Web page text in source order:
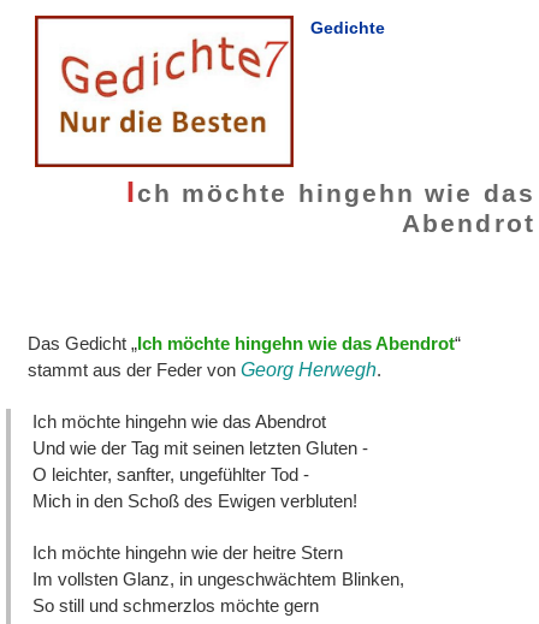
Gedichte
Ich möchte hingehn wie das
Abendrot
Das Gedicht „Ich möchte hingehn wie das Abendrot“
stammt aus der Feder vonGeorg Herwegh.
Ich möchte hingehn wie das Abendrot
Und wie der Tag mit seinen letzten Gluten -
O leichter, sanfter, ungefühlter Tod -
Mich in den Schoß des Ewigen verbluten!
Ich möchte hingehn wie der heitre Stern
Im vollsten Glanz, in ungeschwächtem Blinken,
So still und schmerzlos möchte gern